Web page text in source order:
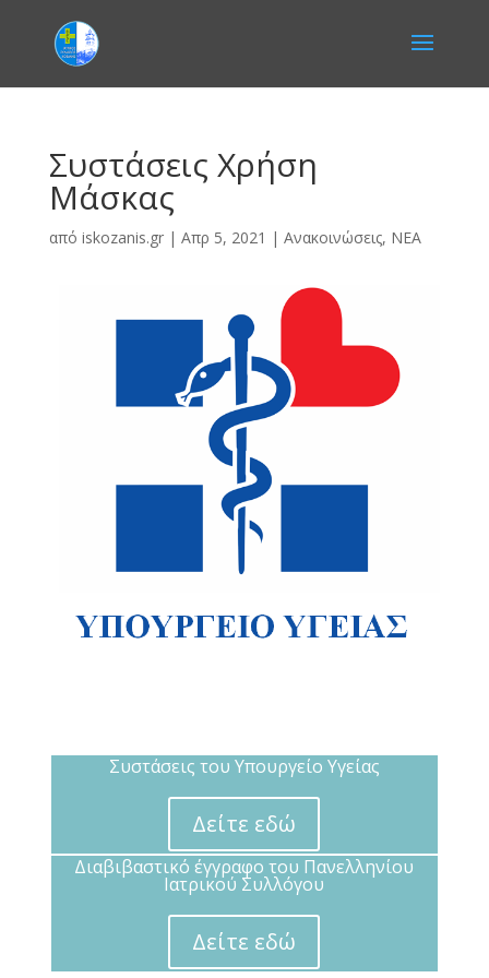
Συστάσεις Χρήση
Μάσκας
από iskozanis.gr| Απρ 5, 2021 | Ανακοινώσεις, ΝΕΑ
Συστάσεις του Υπουργείο Υγείας
Δείτε εδώ
Διαβιβαστικό έγγραφο του Πανελληνίου
Ιατρικού Συλλόγου
Δείτε εδώ